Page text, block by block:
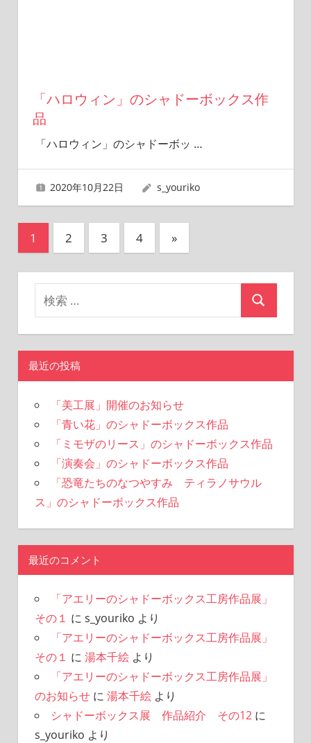
「ハロウィン」のシャドーボックス作
品
「ハロウィン」のシャドーボッ …
2020年10月22日 s_youriko
投
稿
の
ペ
ー
ジ
送
り
1 2 3 4
次
の
記
»
最近の投稿
「美工展」開催のお知らせ
「青い花」のシャドーボックス作品
「ミモザのリース」のシャドーボックス作品
「演奏会」のシャドーボックス作品
「恐竜たちのなつやすみ ティラノサウル
ス」のシャドーボックス作品
最近のコメント
「アエリーのシャドーボックス工房作品展」
その１ に s_youriko より
「アエリーのシャドーボックス工房作品展」
その１ に 湯本千絵より
「アエリーのシャドーボックス工房作品展」
のお知らせに 湯本千絵より
シャドーボックス展 作品紹介 その12に
s_youriko より